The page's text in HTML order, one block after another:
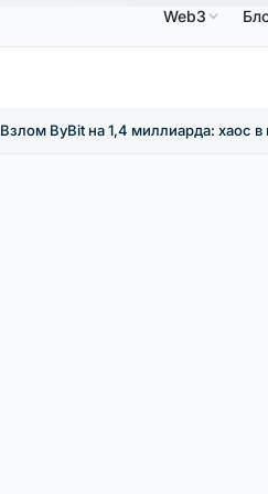
↑0.00% BNBBNB
Web3
Взлом ByBit на 1,4 миллиарда: хаос